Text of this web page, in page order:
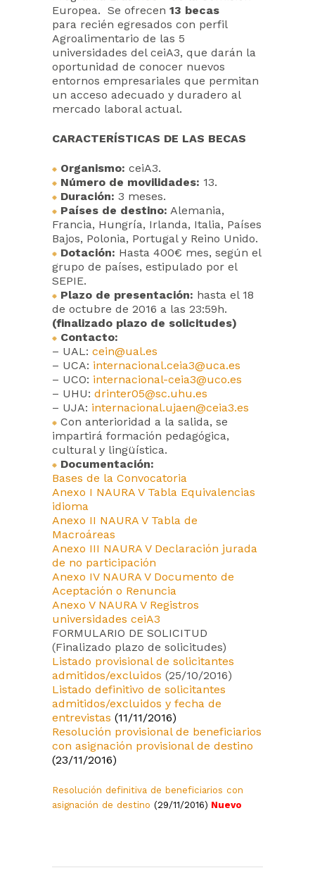
Europea. Se ofrecen 13 becas
para recién egresados con perfil
Agroalimentario de las 5
universidades del ceiA3, que darán la
oportunidad de conocer nuevos
entornos empresariales que permitan
un acceso adecuado y duradero al
mercado laboral actual.
CARACTERÍSTICAS DE LAS BECAS
Organismo: ceiA3.
Número de movilidades: 13.
Duración: 3 meses.
Países de destino: Alemania,
Francia, Hungría, Irlanda, Italia, Países
Bajos, Polonia, Portugal y Reino Unido.
Dotación: Hasta 400€ mes, según el
grupo de países, estipulado por el
SEPIE.
Plazo de presentación: hasta el 18
de octubre de 2016 a las 23:59h.
(finalizado plazo de solicitudes)
Contacto:
– UAL: cein@ual.es
– UCA: internacional.ceia3@uca.es
– UCO: internacional-ceia3@uco.es
– UHU: drinter05@sc.uhu.es
– UJA: internacional.ujaen@ceia3.es
Con anterioridad a la salida, se
impartirá formación pedagógica,
cultural y lingüística.
Documentación:
Bases de la Convocatoria
Anexo I NAURA V Tabla Equivalencias
idioma
Anexo II NAURA V Tabla de
Macroáreas
Anexo III NAURA V Declaración jurada
de no participación
Anexo IV NAURA V Documento de
Aceptación o Renuncia
Anexo V NAURA V Registros
universidades ceiA3
FORMULARIO DE SOLICITUD
(Finalizado plazo de solicitudes)
Listado provisional de solicitantes
admitidos/excluidos (25/10/2016)
Listado definitivo de solicitantes
admitidos/excluidos y fecha de
entrevistas (11/11/2016)
Resolución provisional de beneficiarios
con asignación provisional de destino
(23/11/2016)
Resolución definitiva de beneficiarios con
asignación de destino (29/11/2016) Nuevo